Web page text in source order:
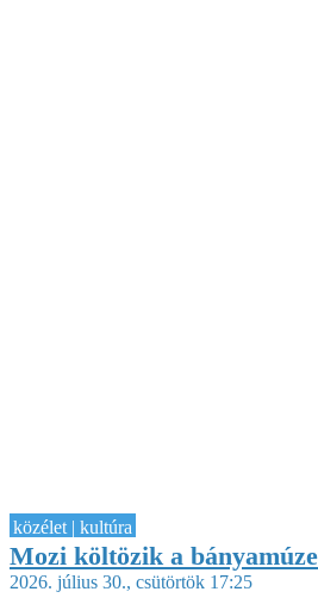
közélet | kultúra
Mozi költözik a
2026. július 30., csütörtök 17:25